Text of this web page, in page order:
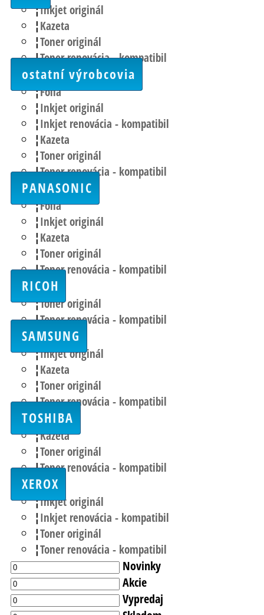
Inkjet originál
Kazeta
Toner originál
Toner renovácia - kompatibil
ostatní výrobcovia
Fólia
Inkjet originál
Inkjet renovácia - kompatibil
Kazeta
Toner originál
Toner renovácia - kompatibil
PANASONIC
Fólia
Inkjet originál
Kazeta
Toner originál
Toner renovácia - kompatibil
RICOH
Toner originál
Toner renovácia - kompatibil
SAMSUNG
Inkjet originál
Kazeta
Toner originál
Toner renovácia - kompatibil
TOSHIBA
Kazeta
Toner originál
Toner renovácia - kompatibil
XEROX
Inkjet originál
Inkjet renovácia - kompatibil
Toner originál
Toner renovácia - kompatibil
Novinky
Akcie
Vypredaj